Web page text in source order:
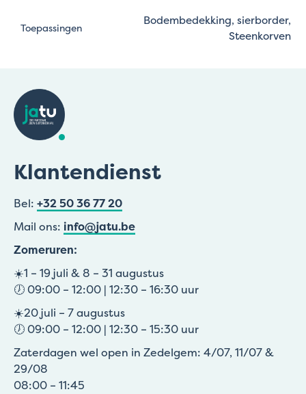
Toepassingen
Bodembedekking, sierborder,
Steenkorven
Klantendienst
Bel: +32 50 36 77 20
Mail ons: info@jatu.be
Zomeruren:
☀️1 – 19 juli & 8 – 31 augustus
🕖 09:00 – 12:00 | 12:30 – 16:30 uur
☀️20 juli – 7 augustus
🕖 09:00 – 12:00 | 12:30 – 15:30 uur
Zaterdagen wel open in Zedelgem: 4/07, 11/07 &
29/08
08:00 – 11:45